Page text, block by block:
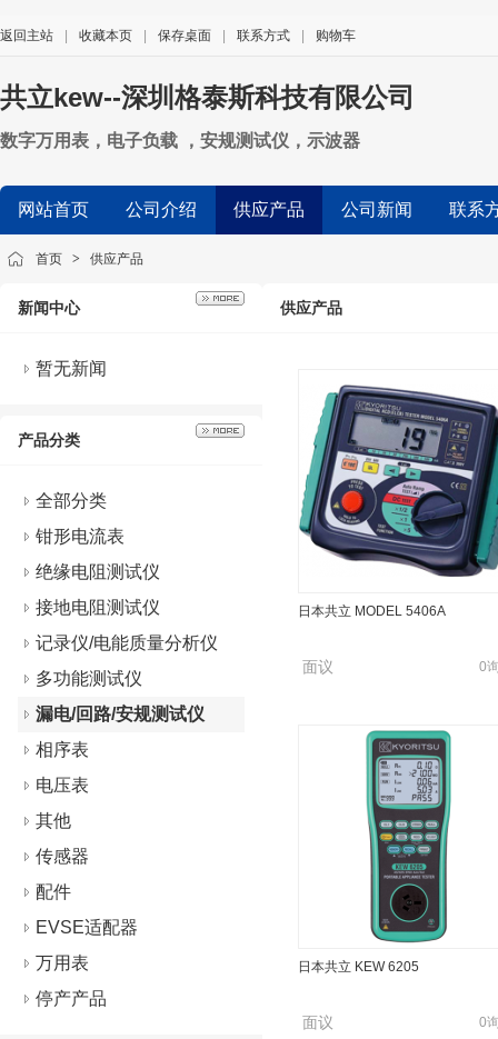
返回主站 收藏本页 保存桌面 联系方式 购物车
共立kew--深圳格泰斯科技有限公司
数字万用表，电子负载 ，安规测试仪，示波器
网站首页 公司介绍 供应产品 公司新闻 联系
首页 > 供应产品
新闻中心
暂无新闻
产品分类
全部分类
钳形电流表
绝缘电阻测试仪
接地电阻测试仪
记录仪/电能质量分析仪
多功能测试仪
漏电/回路/安规测试仪
相序表
电压表
其他
传感器
配件
EVSE适配器
万用表
停产产品
供应产品
日本共立 MODEL 5406A
面议 0
日本共立 KEW 6205
面议 0